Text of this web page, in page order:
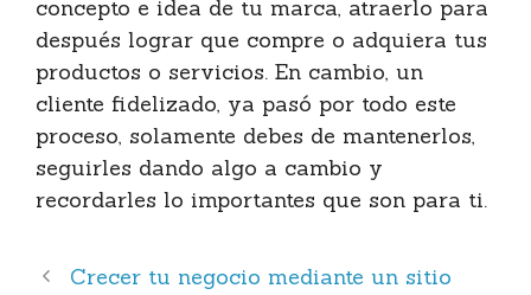
concepto e idea de tu marca, atraerlo para
después lograr que compre o adquiera tus
productos o servicios. En cambio, un
cliente fidelizado, ya pasó por todo este
proceso, solamente debes de mantenerlos,
seguirles dando algo a cambio y
recordarles lo importantes que son para ti.
Crecer tu negocio mediante un sitio